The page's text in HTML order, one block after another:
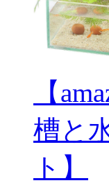
【
槽と
ト】